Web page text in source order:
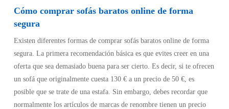
Cómo comprar sofás baratos online de forma
segura
Existen diferentes formas de comprar sofás baratos online de forma
segura. La primera recomendación básica es que evites creer en una
oferta que sea demasiado buena para ser cierto. Es decir, si te ofrecen
un sofá que originalmente cuesta 130 € a un precio de 50 €, es
posible que se trate de una estafa. Sin embargo, debes recordar que
normalmente los artículos de marcas de renombre tienen un precio